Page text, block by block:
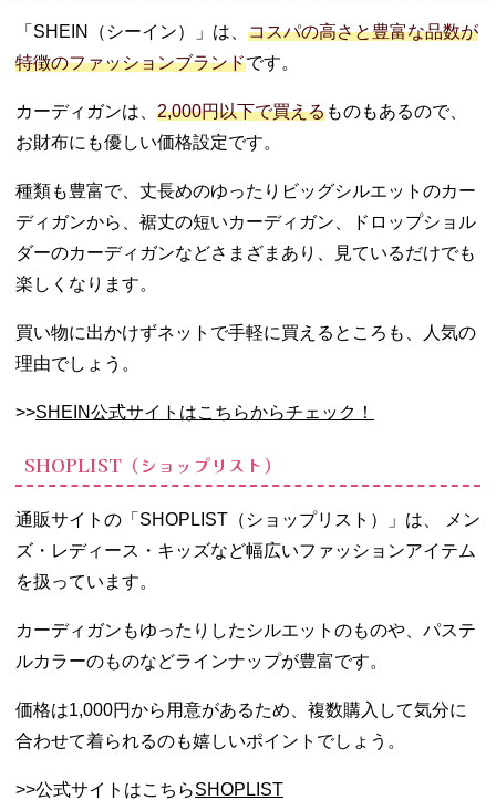
「SHEIN（シーイン）」は、 コスパの高さと豊富な品数が
特徴のファッションブランドです。
カーディガンは、 2,000円以下で買えるものもあるので、
お財布にも優しい価格設定です。
種類も豊富で、丈長めのゆったりビッグシルエットのカー
ディガンから、裾丈の短いカーディガン、ドロップショル
ダーのカーディガンなどさまざまあり、見ているだけでも
楽しくなります。
買い物に出かけずネットで手軽に買えるところも、人気の
理由でしょう。
>>SHEIN公式サイトはこちらからチェック！
SHOPLIST（ショップリスト）
通販サイトの「SHOPLIST（ショップリスト）」は、 メン
ズ・レディース・キッズなど幅広いファッションアイテム
を扱っています。
カーディガンもゆったりしたシルエットのものや、パステ
ルカラーのものなどラインナップが豊富です。
価格は1,000円から用意があるため、複数購入して気分に
合わせて着られるのも嬉しいポイントでしょう。
>>公式サイトはこちらSHOPLIST